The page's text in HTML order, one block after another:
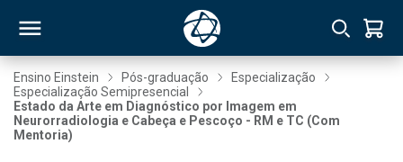
Ensino Einstein Pós-graduação
Especialização
Especialização Semipresencial
Estado da Arte em Diagnóstico por Imagem em
Neurorradiologia e Cabeça e Pescoço - RM e TC (Com
Mentoria)